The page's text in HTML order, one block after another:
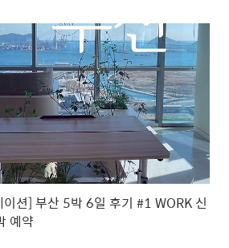
션] 부산 5박 6일 후기 #1 WORK 신
예약